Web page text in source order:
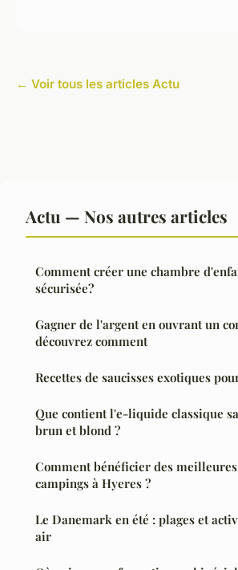
← Voir tous les articles Actu
Actu — Nos autres articles
Comment créer une chambre
sécurisée?
Gagner de l'argent en ouvrant un
découvrez comment
Recettes de saucisses exotiques
Que contient l'e-liquide classique
brun et blond ?
Comment bénéficier des
campings à Hyeres ?
Le Danemark en été : plages et
air